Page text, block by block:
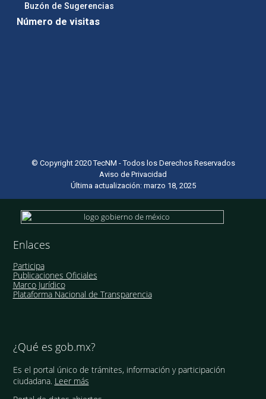
Buzón de Sugerencias
Número de visitas
© Copyright 2020 TecNM - Todos los Derechos Reservados
Aviso de Privacidad
Última actualización: marzo 18, 2025
Enlaces
Participa
Publicaciones Oficiales
Marco Jurídico
Plataforma Nacional de Transparencia
¿Qué es gob.mx?
Es el portal único de trámites, información y participación
ciudadana. Leer más